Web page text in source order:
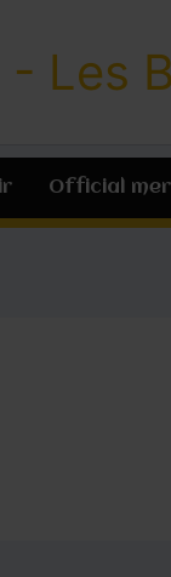
Les
Official